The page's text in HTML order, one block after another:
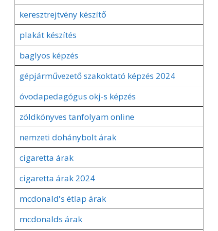
keresztrejtvény készítő
plakát készítés
baglyos képzés
gépjárművezető szakoktató képzés 2024
óvodapedagógus okj-s képzés
zöldkönyves tanfolyam online
nemzeti dohánybolt árak
cigaretta árak
cigaretta árak 2024
mcdonald's étlap árak
mcdonalds árak